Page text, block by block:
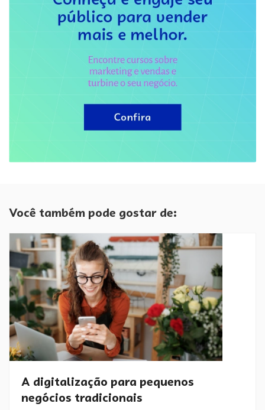
Você também pode gostar de:
A digitalização para pequenos
negócios tradicionais